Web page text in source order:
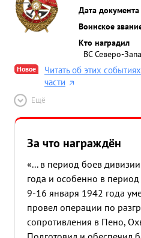
Дата документа
Воинское
Кто наградил
ВС Северо-
Новое
Читать об этих
части
Ещё
За что награждён
«... в период боев
года и особенно в период
9-16 января 1942 года
провел операции по
сопротивления в Пено,